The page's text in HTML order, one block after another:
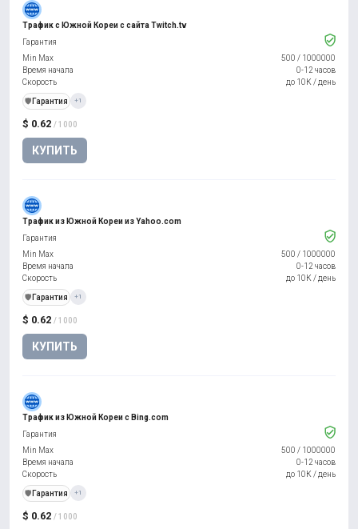
Трафик с Южной Кореи с сайта Twitch.tv
$ 0.62 / 1000
КУПИТЬ
Гарантия
Min Max
500 / 1000000
Время начала
0-12 часов
Скорость
до 10К / день
️🛡️ Гарантия +1
Трафик из Южной Кореи из Yahoo.com
$ 0.62 / 1000
КУПИТЬ
Гарантия
Min Max
500 / 1000000
Время начала
0-12 часов
Скорость
до 10К / день
️🛡️ Гарантия +1
Трафик из Южной Кореи с Bing.com
$ 0.62 / 1000
Гарантия
Min Max
500 / 1000000
Время начала
0-12 часов
Скорость
до 10К / день
️🛡️ Гарантия +1